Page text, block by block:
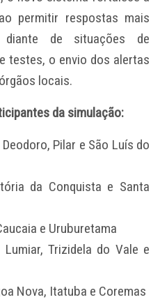
permitir respostas mais
diante de situações de
testes, o envio dos alertas
locais.
da simulação:
Pilar e São Luís do
da Conquista e Santa
e Uruburetama
Trizidela do Vale e
Nova, Itatuba e Coremas